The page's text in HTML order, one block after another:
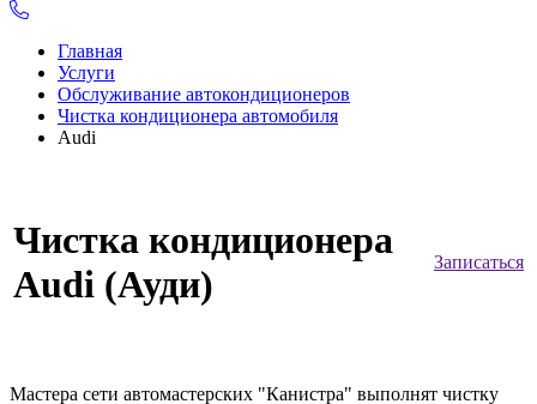
Главная
Услуги
Обслуживание автокондиционеров
Чистка кондиционера автомобиля
Audi
Чистка кондиционера
Audi (Ауди)
Записаться
Мастера сети автомастерских "Канистра" выполнят чистку